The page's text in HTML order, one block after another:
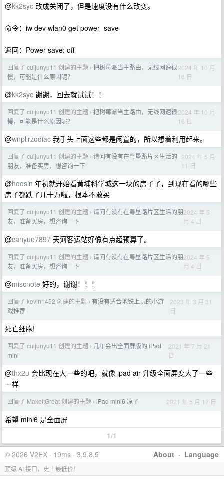
@kk2syc 改成关闭了，但是速度没有什么改变。
命令：iw dev wlan0 get power_save
返回：Power save: off
回复了 cuijunyu11 创建的主题 › 把树莓派当主路由，无线网速很
慢，可能是什么原因呢？
2024 年 10 月
16 日
@kk2syc 谢谢，回去就试试！！
回复了 cuijunyu11 创建的主题 › 把树莓派当主路由，无线网速很
慢，可能是什么原因呢？
2024 年 10 月
16 日
@wnpllrzodiac 我手头上面这些都是闲置的，所以想着利用起来。
回复了 cuijunyu11 创建的主题 › 请问有没有在粤垦路片区生活的
朋友，准备买房，想咨询一下
2024 年 5 月
11 日
@hoosin 年初就开始看黄埔科学城这一块的房子了，到现在看的哪些
房子都跌了几十万啦，根本不敢买
回复了 cuijunyu11 创建的主题 › 请问有没有在粤垦路片区生活的朋
友，准备买房，想咨询一下
2024 年 5
月 4 日
@canyue7897 天河客运站好像有点超预算了。
回复了 cuijunyu11 创建的主题 › 请问有没有在粤垦路片区生活的朋
友，准备买房，想咨询一下
2024 年 5
月 4 日
@miscnote 好的，谢谢！！！
回复了 kevin1452 创建的主题 › 有没有适合地铁上玩的小游
戏推荐
2023 年 3 月 31
日
死亡细胞!
回复了 cuijunyu11 创建的主题 › 几年会出全面屏版的 iPad
mini
2021 年 7 月 21
日
@thx2u 会比现在大一些的吧，就像 ipad air 升级全面屏变大了一些
一样
回复了 MakeItGreat 创建的主题 › iPad mini6 凉了 2021 年 5 月 17 日
希望 mini6 是全面屏
1/1
About · Language
© 2026 V2EX · 19ms · 3.9.8.5
顶级 AI 接口，史上最低价！